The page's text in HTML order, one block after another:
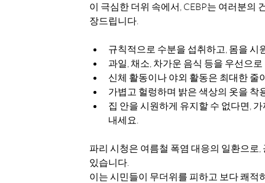
이 극심한 더위 속에서, CEBP는 여러분의
장드립니다.
규칙적으로 수분을 섭취하고, 몸을 시
과일, 채소, 차가운 음식 등을 우선으
신체 활동이나 야외 활동은 최대한 줄
가볍고 헐렁하며 밝은 색상의 옷을 착
집 안을 시원하게 유지할 수 없다면,
내세요.
파리 시청은 여름철 폭염 대응의 일환으로
있습니다.
이는 시민들이 무더위를 피하고 보다 쾌적